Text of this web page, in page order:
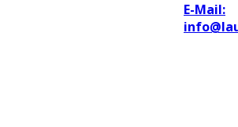
E-Mail: